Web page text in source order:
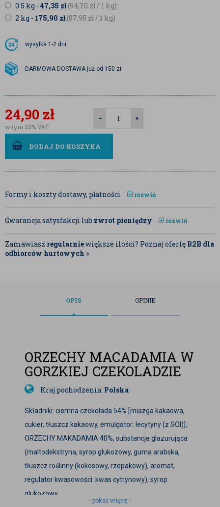
0.5 kg - 47,35 zł(94,70 zł / 1 kg)
2 kg - 175,90 zł(87,95 zł / 1 kg)
wysyłka 1-2 dni
DARMOWA DOSTAWA już od 150 zł
24,90 zł
w tym 23% VAT
DODAJ DO KOSZYKA
Formy i koszty dostawy, płatności rozwiń
Gwarancja satysfakcji lub zwrot pieniędzy rozwiń
Zamawiasz regularniewiększe ilości? Poznaj ofertę B2B dla
odbiorców hurtowych »
OPIS OPINIE
ORZECHY MACADAMIA W
GORZKIEJ CZEKOLADZIE
Kraj pochodzenia: Polska
Składniki: ciemna czekolada 54% [miazga kakaowa,
cukier, tłuszcz kakaowy, emulgator: lecytyny (z SOI)],
ORZECHY MAKADAMIA 40%, substancja glazurująca
(maltodekstryna, syrop glukozowy, guma arabska,
tłuszcz roślinny (kokosowy, rzepakowy), aromat,
regulator kwasowości: kwas cytrynowy), syrop
glukozowy.
- pokaż więcej -